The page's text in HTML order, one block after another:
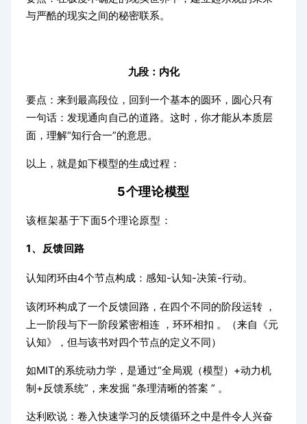
与严酷的现实之间的秘密联系。
九段：内化
要点：来到最高段位，回到一个基本的圆环，圆心只有
一句话：发现通向自己的道路。这时，你才能从本质层
面，理解“知行合一”的意思。
以上，就是如下模型的生成过程：
5个理论模型
该框架基于下面5个理论原型：
1、反馈回路
认知闭环由4个节点构成：感知-认知-决策-行动。
该闭环构成了一个反馈回路，在四个不同的阶段运转 ，
上一阶段与下一阶段紧密相连 ，环环相扣 。（来自《元
认知》，但与该书对四个节点的定义不同）
如MIT的系统动力学，是通过“全局观（模型）+动力机
制+反馈系统”，来发掘 “条理清晰的答案 ” 。
达利欧说：卷入快速学习的反馈循环之中是件令人兴奋